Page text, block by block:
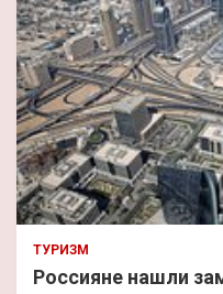
ТУРИЗМ
Россияне нашли